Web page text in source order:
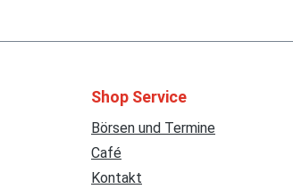
Shop Service
Börsen und Termine
Café
Kontakt